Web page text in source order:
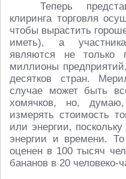
Теперь
клиринга торговля
чтобы вырастить
иметь), а
являются не только
миллионы
десятков стран.
случае может быть
хомячков, но,
измерять стоимость
или энергии,
энергии и времени.
оценен в 100 тысяч
бананов в 20 человеко-